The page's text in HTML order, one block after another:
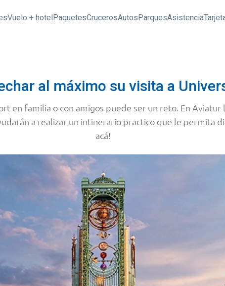
Vuelo + hotelPaquetesCrucerosAutosParquesAsistencia
al máximo su visita a
en familia o con amigos puede ser un reto. En
a realizar un intinerario practico que le permita
acá!